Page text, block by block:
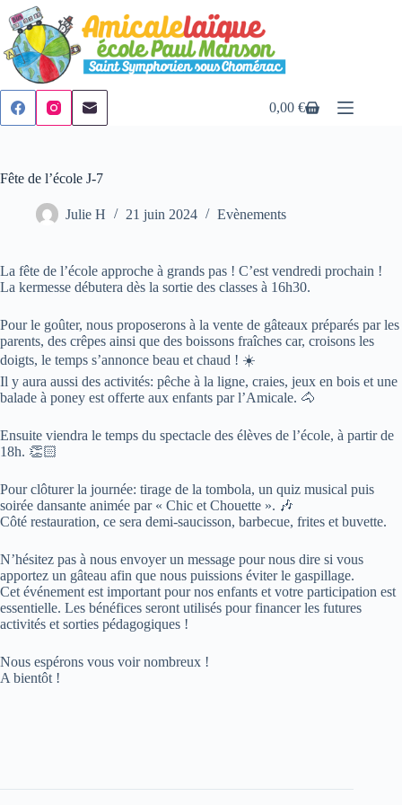
Passer
au
contenu
Panier
0,00€
Fête de l’école J-7
Julie H 21 juin 2024 Evènements
La fête de l’école approche à grands pas ! C’est vendredi prochain !
La kermesse débutera dès la sortie des classes à 16h30.
Pour le goûter, nous proposerons à la vente de gâteaux préparés par les
parents, des crêpes ainsi que des boissons fraîches car, croisons les
doigts, le temps s’annonce beau et chaud ! ☀️
Il y aura aussi des activités: pêche à la ligne, craies, jeux en bois et une
balade à poney est offerte aux enfants par l’Amicale. 🐴
Ensuite viendra le temps du spectacle des élèves de l’école, à partir de
18h. 👏🏻
Pour clôturer la journée: tirage de la tombola, un quiz musical puis
soirée dansante animée par « Chic et Chouette ». 🎶
Côté restauration, ce sera demi-saucisson, barbecue, frites et buvette.
N’hésitez pas à nous envoyer un message pour nous dire si vous
apportez un gâteau afin que nous puissions éviter le gaspillage.
Cet événement est important pour nos enfants et votre participation est
essentielle. Les bénéfices seront utilisés pour financer les futures
activités et sorties pédagogiques !
Nous espérons vous voir nombreux !
A bientôt !